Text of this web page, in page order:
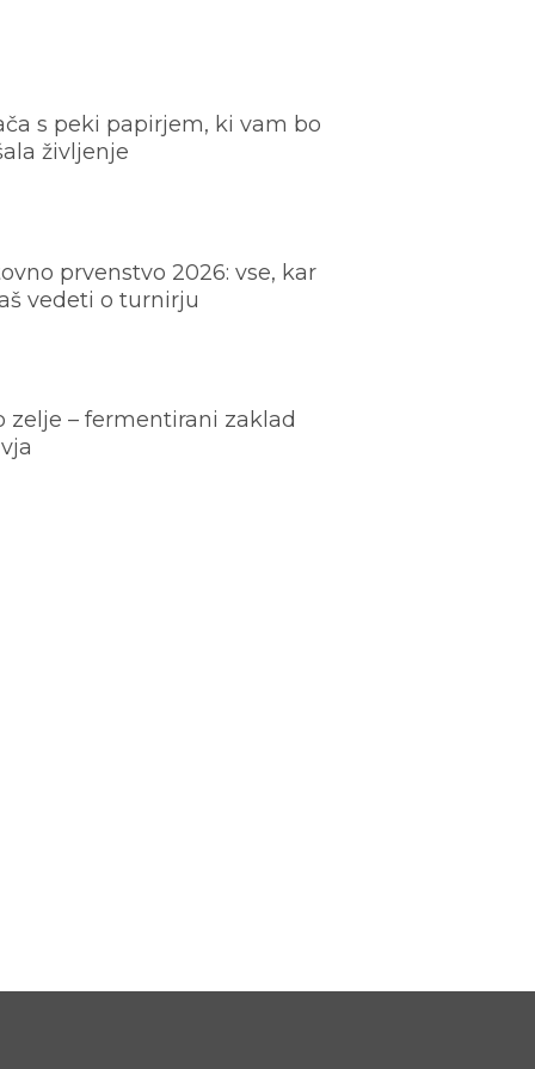
s peki papirjem, ki vam bo
življenje
prvenstvo 2026: vse, kar
vedeti o turnirju
zelje – fermentirani zaklad